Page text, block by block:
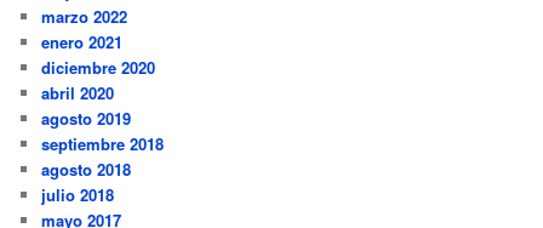
marzo 2022
enero 2021
diciembre 2020
abril 2020
agosto 2019
septiembre 2018
agosto 2018
julio 2018
mayo 2017